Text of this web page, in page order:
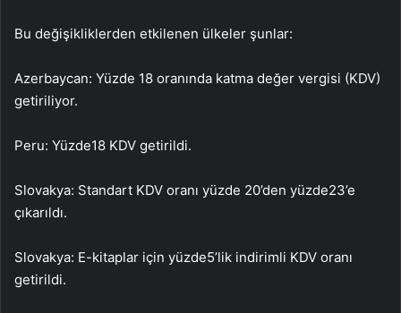
Bu değişikliklerden etkilenen ülkeler şunlar:
Azerbaycan: Yüzde 18 oranında katma değer vergisi (KDV)
getiriliyor.
Peru: Yüzde18 KDV getirildi.
Slovakya: Standart KDV oranı yüzde 20’den yüzde23’e
çıkarıldı.
Slovakya: E-kitaplar için yüzde5’lik indirimli KDV oranı
getirildi.